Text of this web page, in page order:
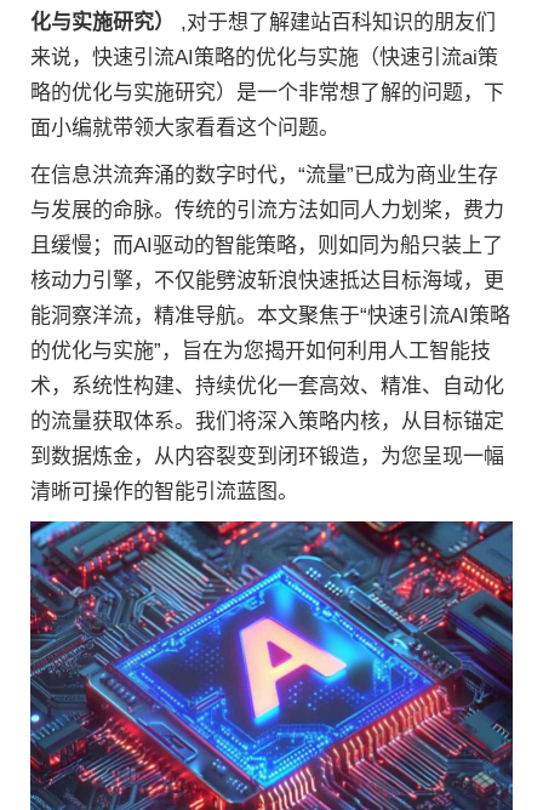
化与实施研究） ,对于想了解建站百科知识的朋友们
来说，快速引流AI策略的优化与实施（快速引流ai策
略的优化与实施研究）是一个非常想了解的问题，下
面小编就带领大家看看这个问题。
在信息洪流奔涌的数字时代，“流量”已成为商业生存
与发展的命脉。传统的引流方法如同人力划桨，费力
且缓慢；而AI驱动的智能策略，则如同为船只装上了
核动力引擎，不仅能劈波斩浪快速抵达目标海域，更
能洞察洋流，精准导航。本文聚焦于“快速引流AI策略
的优化与实施”，旨在为您揭开如何利用人工智能技
术，系统性构建、持续优化一套高效、精准、自动化
的流量获取体系。我们将深入策略内核，从目标锚定
到数据炼金，从内容裂变到闭环锻造，为您呈现一幅
清晰可操作的智能引流蓝图。